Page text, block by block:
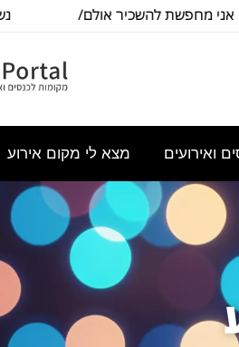
להשכיר אולם/
נשמח
ואירועים מצא לי מקום אירוע